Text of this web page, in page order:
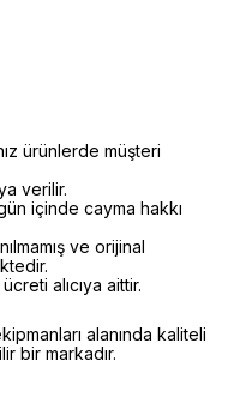
ürünlerde müşteri
verilir.
içinde cayma hakkı
ve orijinal
alıcıya aittir.
alanında kaliteli
bir markadır.